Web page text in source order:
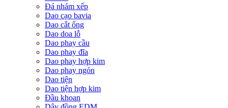
Đá nhám xếp
Dao cạo bavia
Dao cắt ống
Dao doa lỗ
Dao phay cầu
Dao phay đĩa
Dao phay hợp kim
Dao phay ngón
Dao tiện
Dao tiện hợp kim
Đầu khoan